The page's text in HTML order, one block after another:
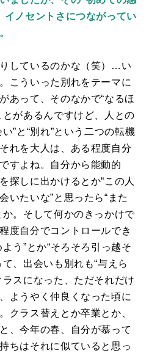
イノセントさにつながってい
しているのかな（笑）…い
こういった別れをテーマに
あって、そのなかで“なるほ
とがあるんですけど、人との
”と“別れ”という二つの転機
れを大人は、ある程度自分
すよね。自分から能動的
探しに出かけるとか“この人
いたいな”と思ったら“また
。そして何かのきっかけで
度自分でコントロールでき
う”とか“そろそろ引っ越そ
、出会いも別れも“与えら
スになった、ただそれだけ
ようやく仲良くなった頃に
クラス替えとか卒業とか、
、今年の春、自分が慕って
ちはそれに似ていると思っ